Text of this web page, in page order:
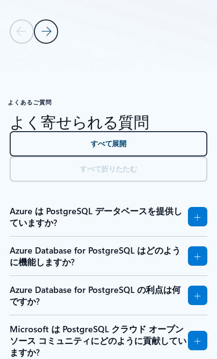
前のスライド次のスライド
よくあるご質問
よく寄せられる質問
すべて展開
すべて折りたたむ
Azure は PostgreSQL データベースを提供し
ていますか?
Azure Database for PostgreSQL はどのよう
に機能しますか?
Azure Database for PostgreSQL の利点は何
ですか?
Microsoft は PostgreSQL クラウド オープン
ソース コミュニティにどのように貢献してい
ますか?